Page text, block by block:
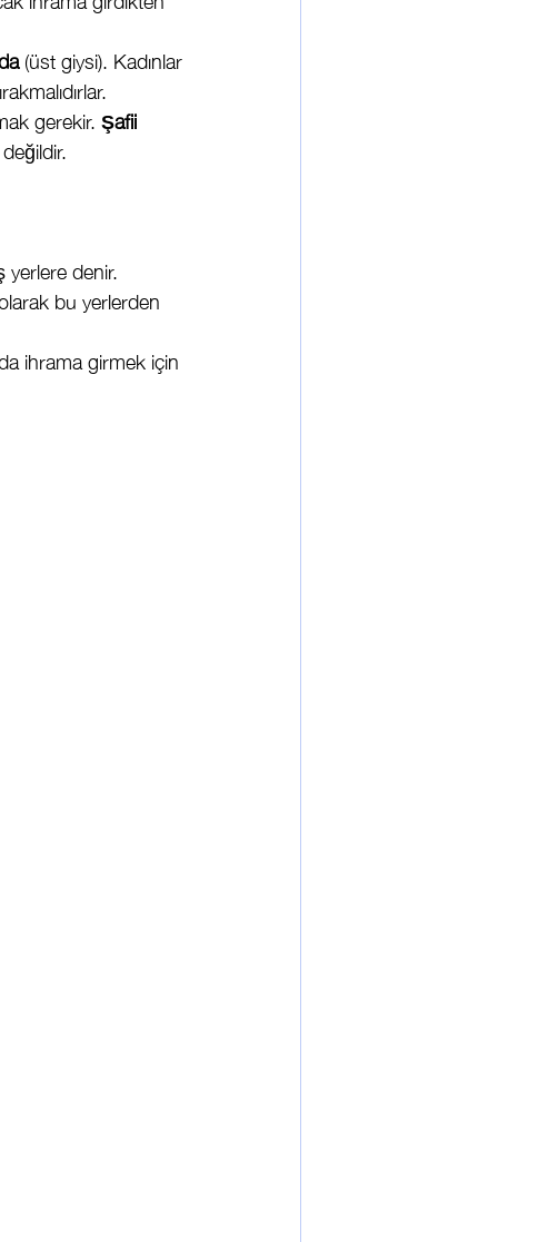
(üst giysi). Kadınlar
gerekir. Şafii
denir.
bu yerlerden
ihrama girmek için